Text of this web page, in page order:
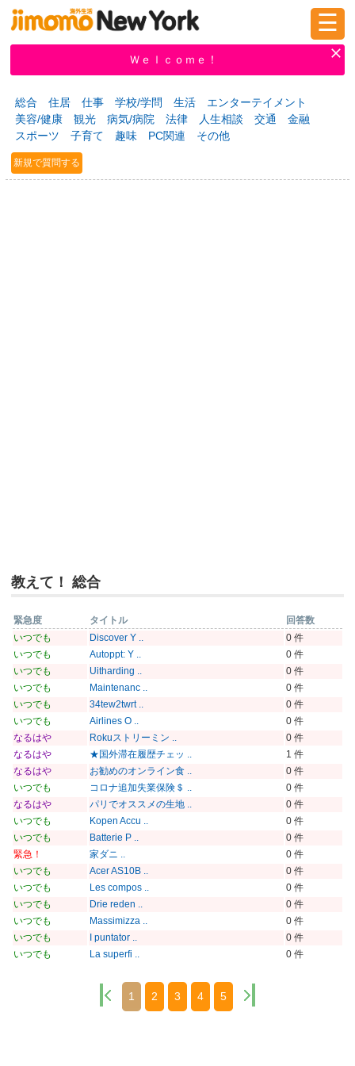
新規登録
掲示板 タウン情報 教えて！
☰
Ｗｅｌｃｏｍｅ！
総合 住居 仕事 学校/学問 生活
エンターテイメント
美容/健康
観光 病気/病院 法律 人生相談 交通
金融
スポーツ
子育て 趣味 PC関連 その他
新規で質問する
教えて！ 総合
緊急度 タイトル
回答数
いつでも
Discover Y ..
0 件
いつでも
Autoppt: Y ..
0 件
いつでも
Uitharding ..
0 件
いつでも
Maintenanc ..
0 件
いつでも
34tew2twrt ..
0 件
いつでも
Airlines O ..
0 件
なるはや
Rokuストリーミン ..
0 件
なるはや
★国外滞在履歴チェッ ..
1 件
なるはや
お勧めのオンライン食 ..
0 件
いつでも
コロナ追加失業保険＄ ..
0 件
なるはや
パリでオススメの生地 ..
0 件
いつでも
Kopen Accu ..
0 件
いつでも
Batterie P ..
0 件
緊急！
家ダニ ..
0 件
いつでも
Acer AS10B ..
0 件
いつでも
Les compos ..
0 件
いつでも
Drie reden ..
0 件
いつでも
Massimizza ..
0 件
いつでも
I puntator ..
0 件
いつでも
La superfi .. 0 件
1 2 3 4 5